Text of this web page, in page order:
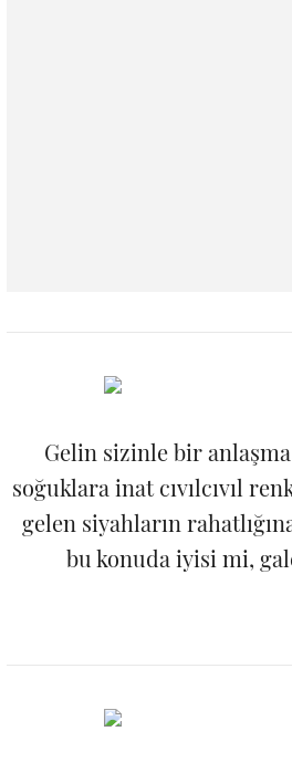
Gelin sizinle bir
soğuklara inat cıvılcıvıl
gelen siyahların
bu konuda iyisi mi,